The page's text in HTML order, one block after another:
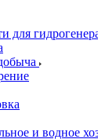
для
и водное